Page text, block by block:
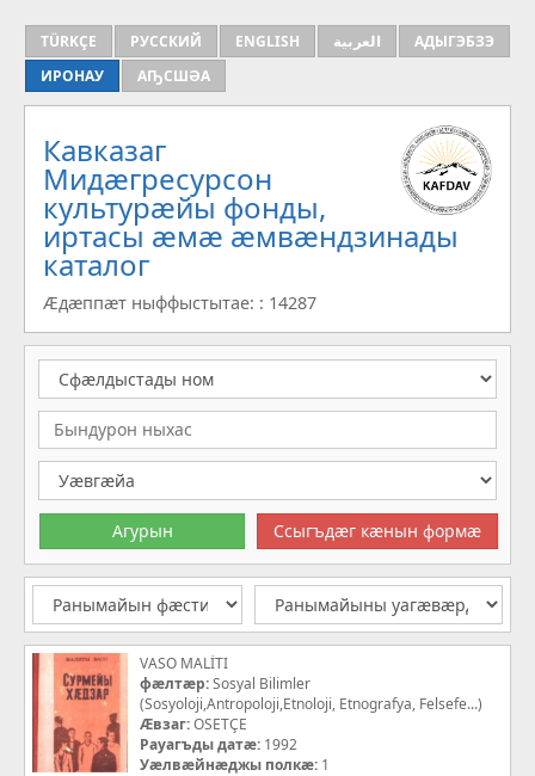
TÜRKÇE РУССКИЙ ENGLISH العربية
АДЫГЭБЗЭ
ИРОНАУ
АҦСШӘА
Кавказаг
Мидæгресурсон
культурæйы фонды,
иртасы æмæ æмвæндзинады
каталог
Æдæппæт ныффыстытае: : 14287
VASO MALİTI
фæлтæр:Sosyal Bilimler
(Sosyoloji,Antropoloji,Etnoloji, Etnografya, Felsefe...)
Æвзаг:OSETÇE
Рауагъды датæ: 1992
Уæлвæйнæджы полкæ: 1